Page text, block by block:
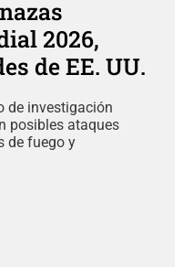
2026,
de EE. UU.
de investigación
posibles ataques
de fuego y